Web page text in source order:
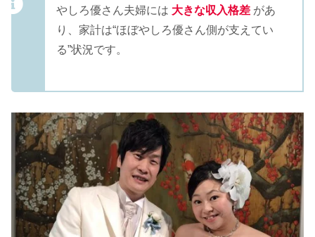
やしろ優さん夫婦には 大きな収入格差 があ
り、家計は“ほぼやしろ優さん側が支えてい
る”状況です。